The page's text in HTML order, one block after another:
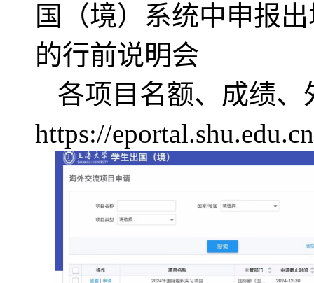
国（境）系统中申报
的行前说明会
各项目名额、成绩
https://